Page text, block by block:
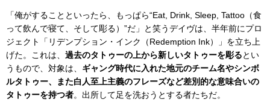
「俺がすることといったら、もっぱら“Eat, Drink, Sleep, Tattoo（食
って飲んで寝て、そして彫る）”だ」と笑うデイヴは、半年前にプロ
ジェクト「リデンプション・インク（Redemption Ink）」を立ち上
げた。これは、 過去のタトゥーの上から新しいタトゥーを彫るとい
うもので、対象は、 ギャング時代に入れた地元のチーム名やシンボ
ルタトゥー、また白人至上主義のフレーズなど差別的な意味合いの
タトゥーを持つ者。出所して足を洗おうとする者たちだ。